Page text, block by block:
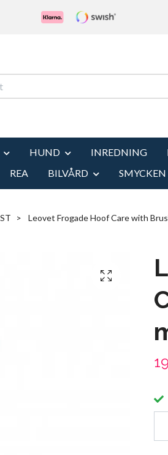
HUND INREDNING
REA BILVÅRD SMYCKEN
Leovet Frogade Hoof Care with